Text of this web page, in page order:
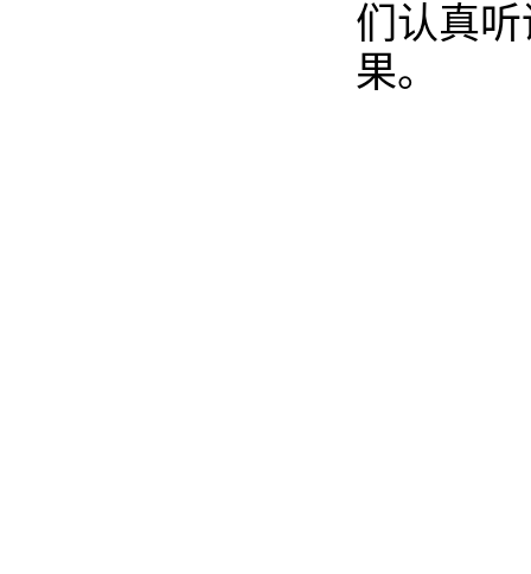
们认真
果。